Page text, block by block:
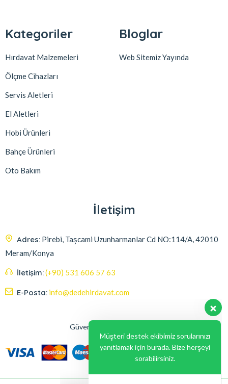
Kategoriler
Hırdavat Malzemeleri
Ölçme Cihazları
Servis Aletleri
El Aletleri
Hobi Ürünleri
Bahçe Ürünleri
Oto Bakım
Bloglar
Web Sitemiz Yayında
İletişim
Adres: Pirebi, Taşcami Uzunharmanlar Cd NO:114/A, 42010
Meram/Konya
İletişim:(+90) 531 606 57 63
E-Posta: info@dedehirdavat.com
Güvenli Ödeme Seçenekleri
Müşteri destek ekibimiz sorularınızı
yanıtlamak için burada. Bize herşeyi
sorabilirsiniz.